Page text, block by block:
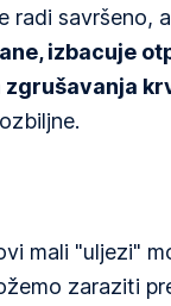
radi savršeno,
izbacuje
mali "uljezi"
zaraziti